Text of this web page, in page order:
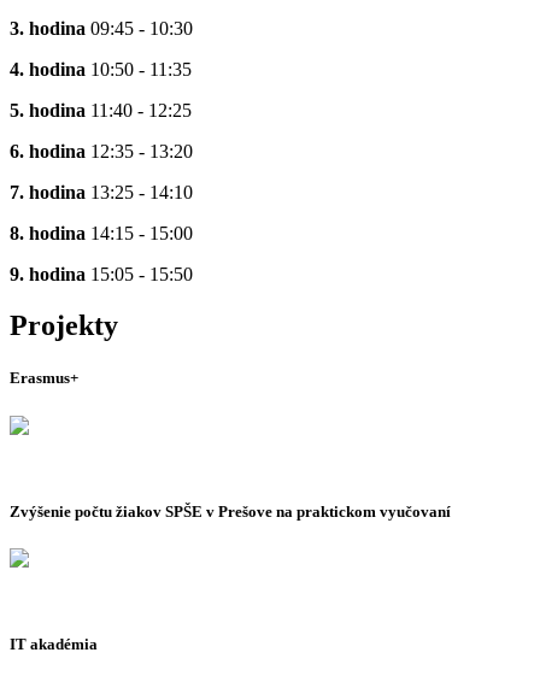
3. hodina 09:45 - 10:30
4. hodina 10:50 - 11:35
5. hodina 11:40 - 12:25
6. hodina 12:35 - 13:20
7. hodina 13:25 - 14:10
8. hodina 14:15 - 15:00
9. hodina 15:05 - 15:50
Projekty
Erasmus+
Zvýšenie počtu žiakov SPŠE v Prešove na praktickom vyučovaní
IT akadémia